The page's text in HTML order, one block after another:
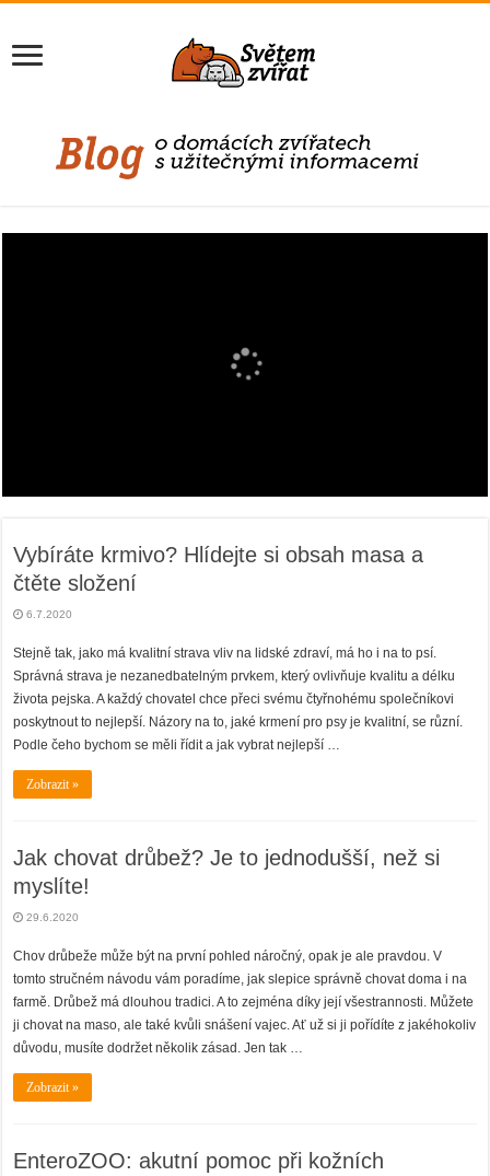
Vybíráte krmivo? Hlídejte si obsah masa a
čtěte složení
6.7.2020
Stejně tak, jako má kvalitní strava vliv na lidské zdraví, má ho i na to psí.
Správná strava je nezanedbatelným prvkem, který ovlivňuje kvalitu a délku
života pejska. A každý chovatel chce přeci svému čtyřnohému společníkovi
poskytnout to nejlepší. Názory na to, jaké krmení pro psy je kvalitní, se různí.
Podle čeho bychom se měli řídit a jak vybrat nejlepší …
Zobrazit »
Jak chovat drůbež? Je to jednodušší, než si
myslíte!
29.6.2020
Chov drůbeže může být na první pohled náročný, opak je ale pravdou. V
tomto stručném návodu vám poradíme, jak slepice správně chovat doma i na
farmě. Drůbež má dlouhou tradici. A to zejména díky její všestrannosti. Můžete
ji chovat na maso, ale také kvůli snášení vajec. Ať už si ji pořídíte z jakéhokoliv
důvodu, musíte dodržet několik zásad. Jen tak …
Zobrazit »
EnteroZOO: akutní pomoc při kožních